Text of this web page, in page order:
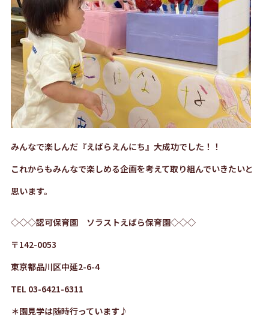
みんなで楽しんだ『えばらえんにち』大成功でした！！
これからもみんなで楽しめる企画を考えて取り組んでいきたいと
思います。
◇◇◇認可保育園 ソラストえばら保育園◇◇◇
〒142-0053
東京都品川区中延2-6-4
TEL 03-6421-6311
＊園見学は随時行っています♪